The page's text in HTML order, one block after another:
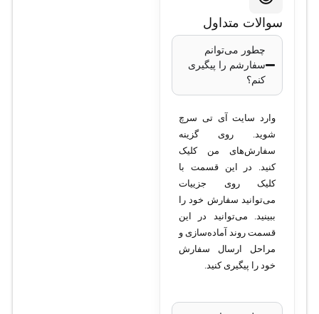
سوالات متداول
چطور می‌توانم
سفارشم را پیگیری
کنم؟
وارد سایت آی تی سرچ
شوید. روی گزینه
سفارش‌های من کلیک
کنید. در این قسمت با
کلیک روی جزییات
می‌توانید سفارش خود را
ببینید. می‌توانید در این
قسمت روند آماده‌سازی و
مراحل ارسال سفارش
خود را پیگیری کنید.